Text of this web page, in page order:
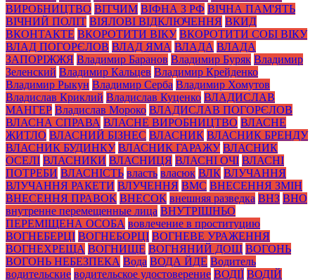
ВИРОБНИЦТВО ВІТЧИМ ВІФНА З РФ ВІЧНА ПАМ'ЯТЬ
ВІЧНИЙ ПОЛІТ ВІЯЛОВІ ВІДКЛЮЧЕННЯ ВКИД
ВКОНТАКТЕ ВКОРОТИТИ ВІКУ ВКОРОТИТИ СОБІ ВІКУ
ВЛАД ПОГОРЄЛОВ ВЛАД ЯМА ВЛАДА ВЛАДА
ЗАПОРІЖЖЯ Владимир Баранов Владимир Буряк Владимир
Зеленский Владимир Кальцев Владимир Крейденко
Владимир Рыкун Владимир Серба Владимир Хомутов
Владислав Криклий Владислав Куценко ВЛАДИСЛАВ
МАНГЕР Владислав Мороко ВЛАДИСЛАВ ПОГОРЄЛОВ
ВЛАСНА СПРАВА ВЛАСНЕ ВИРОБНИЦТВО ВЛАСНЕ
ЖИТЛО ВЛАСНИЙ БІЗНЕС ВЛАСНИК ВЛАСНИК БРЕНДУ
ВЛАСНИК БУДИНКУ ВЛАСНИК ГАРАЖУ ВЛАСНИК
ОСЕЛІ ВЛАСНИКИ ВЛАСНИЦЯ ВЛАСНІ ОЧІ ВЛАСНІ
ПОТРЕБИ ВЛАСНІСТЬ власть власюк ВЛК ВЛУЧАННЯ
ВЛУЧАННЯ РАКЕТИ ВЛУЧЕННЯ ВМС ВНЕСЕННЯ ЗМІН
ВНЕСЕННЯ ПРАВОК ВНЕСОК внешняя разведка ВНЗ ВНО
внутренне перемещенные лица ВНУТРІШНЬО
ПЕРЕМІЩЕНА ОСОБА вовлечение в проституцию
ВОГНЕБЕРЦІ ВОГНЕБОРЦІ ВОГНЕВЕ УРАЖЕННЯ
ВОГНЕХРЕЩА ВОГНИЩЕ ВОГНЯНИЙ ДОЩ ВОГОНЬ
ВОГОНЬ НЕБЕЗПЕКА Вода ВОДА ЙДЕ Водитель
водительские водительское удостоверение ВОДІЇ ВОДІЙ